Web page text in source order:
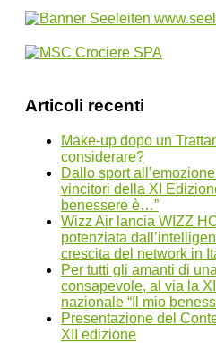
Articoli recenti
Make-up dopo un
considerare?
Dallo sport
vincitori della XI
benessere è…”
Wizz Air lancia WIZZ
potenziata
crescita del network in
Per tutti gli amanti di
consapevole, al via la
nazionale “Il mio
Presentazione del
XII edizione